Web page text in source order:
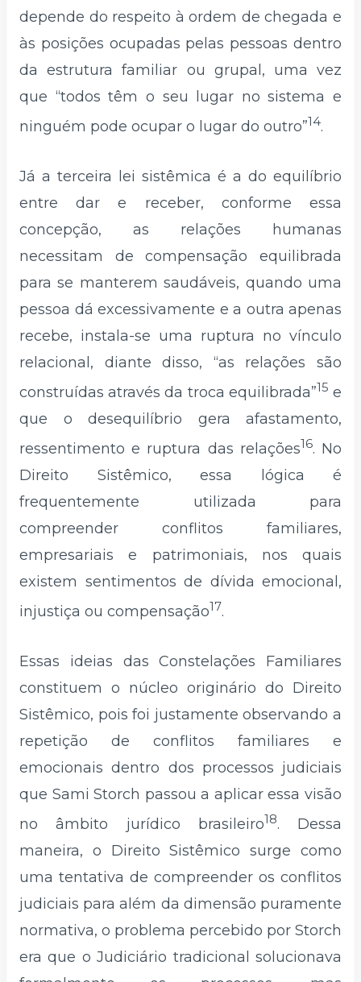
depende do respeito à ordem de chegada e
às posições ocupadas pelas pessoas dentro
da estrutura familiar ou grupal, uma vez
que “todos têm o seu lugar no sistema e
ninguém pode ocupar o lugar do outro”14.
Já a terceira lei sistêmica é a do equilíbrio
entre dar e receber, conforme essa
concepção, as relações humanas
necessitam de compensação equilibrada
para se manterem saudáveis, quando uma
pessoa dá excessivamente e a outra apenas
recebe, instala-se uma ruptura no vínculo
relacional, diante disso, “as relações são
construídas através da troca equilibrada”15 e
que o desequilíbrio gera afastamento,
ressentimento e ruptura das relações16. No
Direito Sistêmico, essa lógica é
frequentemente utilizada para
compreender conflitos familiares,
empresariais e patrimoniais, nos quais
existem sentimentos de dívida emocional,
injustiça ou compensação17.
Essas ideias das Constelações Familiares
constituem o núcleo originário do Direito
Sistêmico, pois foi justamente observando a
repetição de conflitos familiares e
emocionais dentro dos processos judiciais
que Sami Storch passou a aplicar essa visão
no âmbito jurídico brasileiro18. Dessa
maneira, o Direito Sistêmico surge como
uma tentativa de compreender os conflitos
judiciais para além da dimensão puramente
normativa, o problema percebido por Storch
era que o Judiciário tradicional solucionava